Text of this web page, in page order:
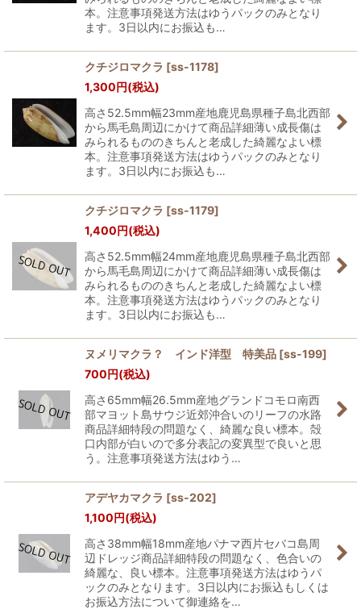
本。注意事項発送方法はゆうパックのみとなり
ます。3日以内にお振込も…
クチジロマクラ [ss-1178]
1,300円(税込)
高さ52.5mm幅23mm産地鹿児島県種子島北西部
から馬毛島周辺にかけて商品詳細薄い成長傷は
みられるもののきちんと老成した綺麗なよい標
本。注意事項発送方法はゆうパックのみとなり
ます。3日以内にお振込も…
クチジロマクラ [ss-1179]
1,400円(税込)
高さ52.5mm幅24mm産地鹿児島県種子島北西部
から馬毛島周辺にかけて商品詳細薄い成長傷は
みられるもののきちんと老成した綺麗なよい標
本。注意事項発送方法はゆうパックのみとなり
ます。3日以内にお振込も…
ヌメリマクラ？ インド洋型 特美品 [ss-199]
700円(税込)
高さ65mm幅26.5mm産地グランドコモロ南西
部マヨット島サウジ近郊沖合いのリーフの水路
商品詳細特段の問題なく、綺麗な良い標本。殻
口内部が白いので多分表記の変異型で良いと思
う。注意事項発送方法はゆう…
アデヤカマクラ [ss-202]
1,100円(税込)
高さ38mm幅18mm産地パナマ西片セバコ島周
辺ドレッジ商品詳細特段の問題なく、色合いの
綺麗な、良い標本。注意事項発送方法はゆうパ
ックのみとなります。3日以内にお振込もしくは
お振込方法について御連絡を…